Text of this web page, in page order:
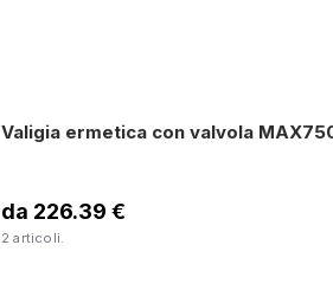
Valigia ermetica con valvola
da 226.39 €
2 articoli.